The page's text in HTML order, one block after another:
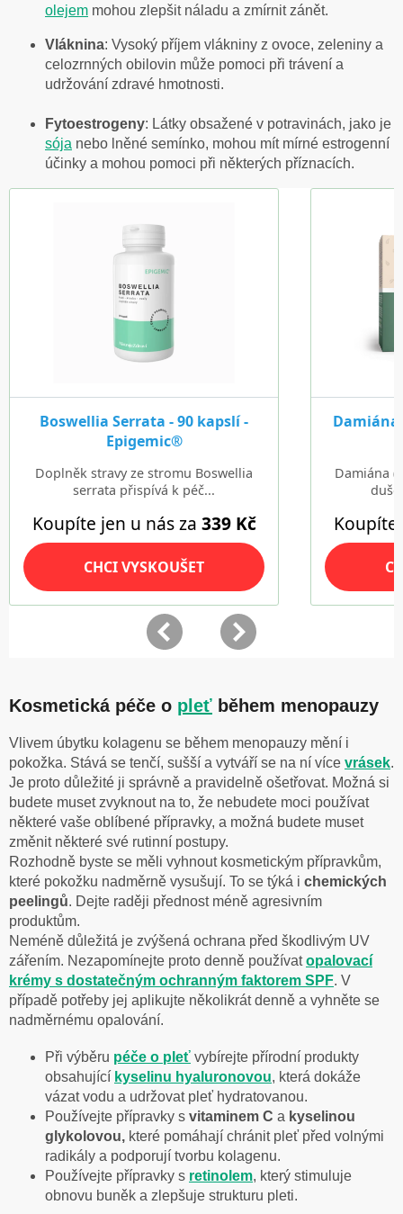
olejem mohou zlepšit náladu a zmírnit zánět.
Vláknina: Vysoký příjem vlákniny z ovoce, zeleniny a
celozrnných obilovin může pomoci při trávení a
udržování zdravé hmotnosti.
Fytoestrogeny: Látky obsažené v potravinách, jako je
sója nebo lněné semínko, mohou mít mírné estrogenní
účinky a mohou pomoci při některých příznacích.
Kosmetická péče o pleť během menopauzy
Vlivem úbytku kolagenu se během menopauzy mění i
pokožka. Stává se tenčí, sušší a vytváří se na ní více vrásek.
Je proto důležité ji správně a pravidelně ošetřovat. Možná si
budete muset zvyknout na to, že nebudete moci používat
některé vaše oblíbené přípravky, a možná budete muset
změnit některé své rutinní postupy.
Rozhodně byste se měli vyhnout kosmetickým přípravkům,
které pokožku nadměrně vysušují. To se týká i chemických
peelingů. Dejte raději přednost méně agresivním
produktům.
Neméně důležitá je zvýšená ochrana před škodlivým UV
zářením. Nezapomínejte proto denně používatopalovací
krémy s dostatečným ochranným faktorem SPF. V
případě potřeby jej aplikujte několikrát denně a vyhněte se
nadměrnému opalování.
Při výběru péče o pleť vybírejte přírodní produkty
obsahující kyselinu hyaluronovou, která dokáže
vázat vodu a udržovat pleť hydratovanou.
Používejte přípravky s vitaminem C a kyselinou
glykolovou, které pomáhají chránit pleť před volnými
radikály a podporují tvorbu kolagenu.
Používejte přípravky s retinolem, který stimuluje
obnovu buněk a zlepšuje strukturu pleti.